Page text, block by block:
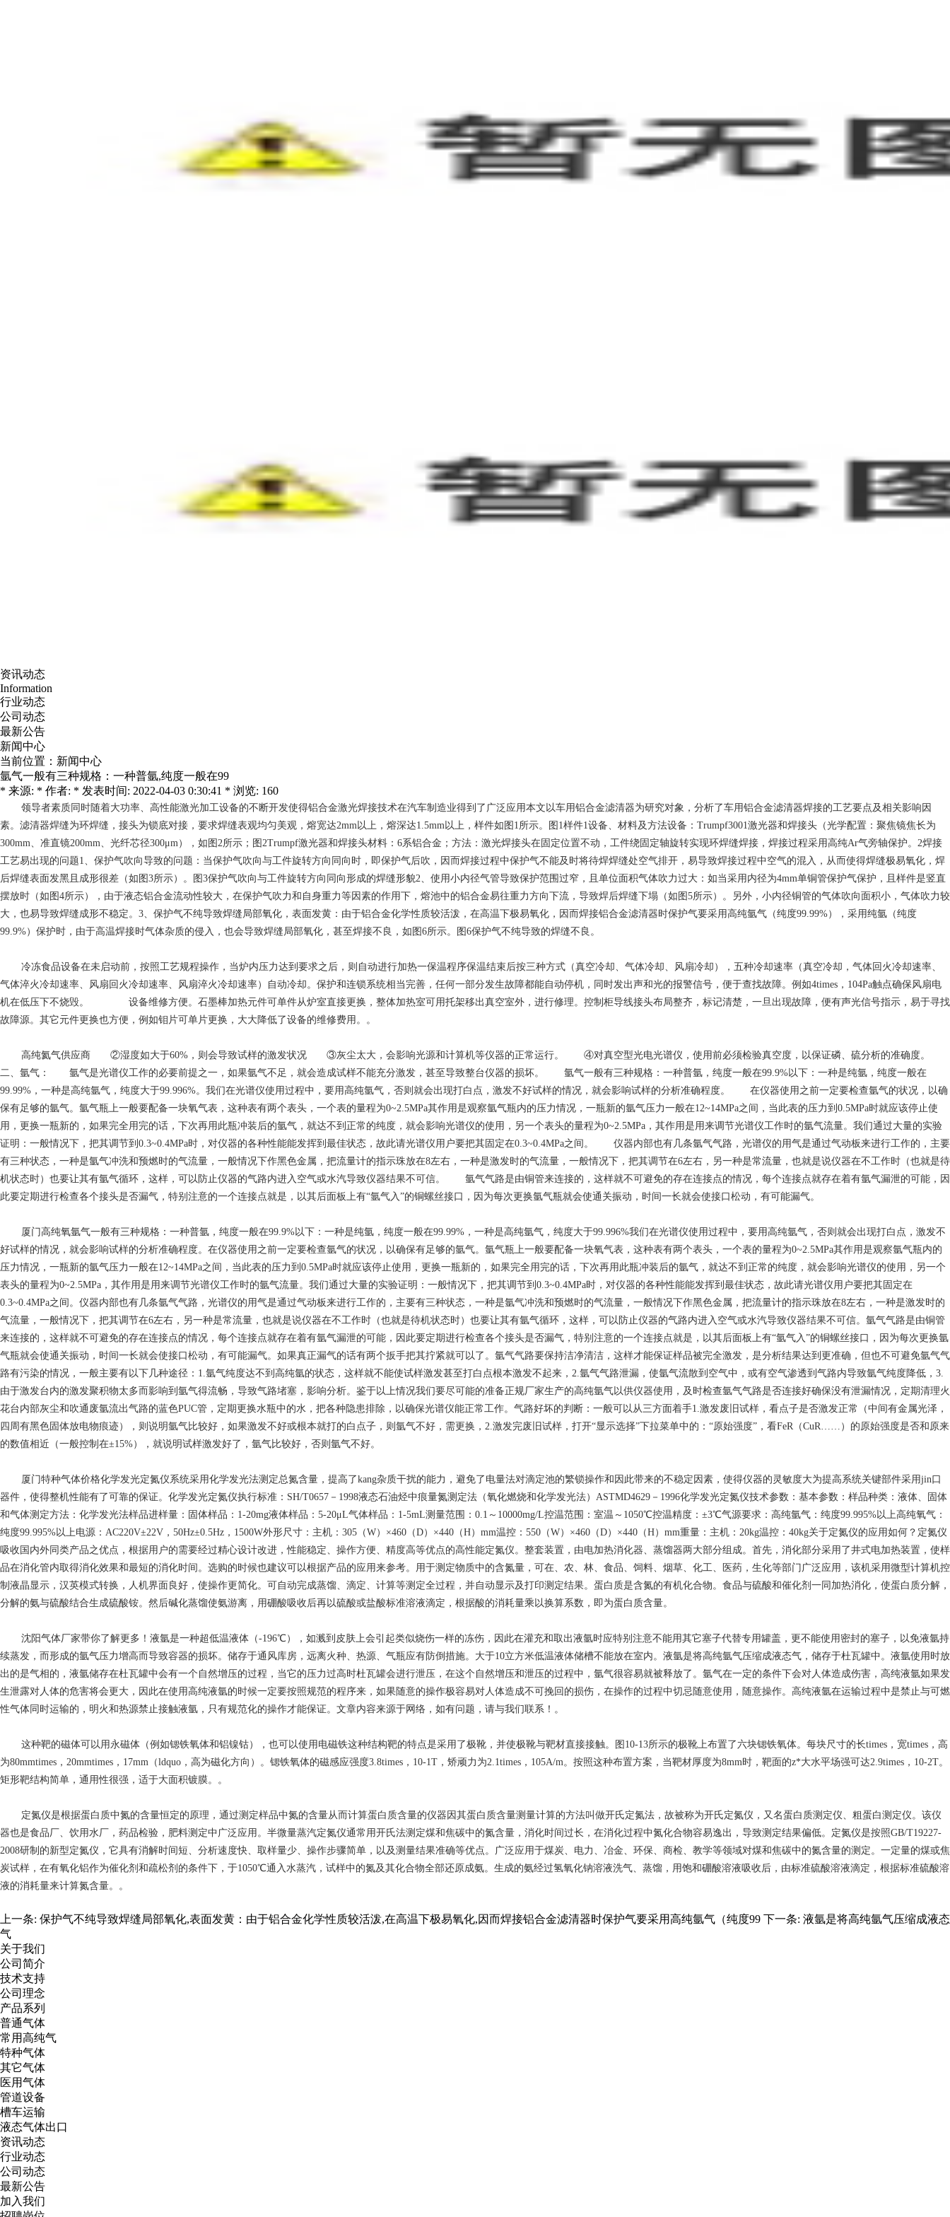
资讯动态
Information
行业动态
公司动态
最新公告
新闻中心
当前位置： 新闻中心
氩气一般有三种规格：一种普氩,纯度一般在99
* 来源: * 作者: * 发表时间: 2022-04-03 0:30:41 * 浏览: 160
领导者素质 同时随着大功率、高性能激光加工设备的不断开发使得铝合金激光焊接技术在汽车制造业得到了广泛应用本文以车用铝合金滤清器为研究对象，分析了车用铝合金滤清器焊接的工艺要点及相关影响因
素。滤清器焊缝为环焊缝，接头为锁底对接，要求焊缝表观均匀美观，熔宽达2mm以上，熔深达1.5mm以上，样件如图1所示。图1样件1设备、材料及方法设备：Trumpf3001激光器和焊接头（光学配置：聚焦镜焦长为
300mm、准直镜200mm、光纤芯径300μm），如图2所示；图2Trumpf激光器和焊接头材料：6系铝合金；方法：激光焊接头在固定位置不动，工件绕固定轴旋转实现环焊缝焊接，焊接过程采用高纯Ar气旁轴保护。2焊接
工艺易出现的问题1、保护气吹向导致的问题：当保护气吹向与工件旋转方向同向时，即保护气后吹，因而焊接过程中保护气不能及时将待焊焊缝处空气排开，易导致焊接过程中空气的混入，从而使得焊缝极易氧化，焊
后焊缝表面发黑且成形很差（如图3所示）。图3保护气吹向与工件旋转方向同向形成的焊缝形貌2、使用小内径气管导致保护范围过窄，且单位面积气体吹力过大：如当采用内径为4mm单铜管保护气保护，且样件是竖直
摆放时（如图4所示），由于液态铝合金流动性较大，在保护气吹力和自身重力等因素的作用下，熔池中的铝合金易往重力方向下流，导致焊后焊缝下塌（如图5所示）。另外，小内径铜管的气体吹向面积小，气体吹力较
大，也易导致焊缝成形不稳定。3、保护气不纯导致焊缝局部氧化，表面发黄：由于铝合金化学性质较活泼，在高温下极易氧化，因而焊接铝合金滤清器时保护气要采用高纯氩气（纯度99.99%），采用纯氩（纯度
99.9%）保护时，由于高温焊接时气体杂质的侵入，也会导致焊缝局部氧化，甚至焊接不良，如图6所示。图6保护气不纯导致的焊缝不良。
冷冻食品设备在未启动前，按照工艺规程操作，当炉内压力达到要求之后，则自动进行加热一保温程序保温结束后按三种方式（真空冷却、气体冷却、风扇冷却），五种冷却速率（真空冷却，气体回火冷却速率、
气体淬火冷却速率、风扇回火冷却速率、风扇淬火冷却速率）自动冷却。保护和连锁系统相当完善，任何一部分发生故障都能自动停机，同时发出声和光的报警信号，便于查找故障。例如4times，104Pa触点确保风扇电
机在低压下不烧毁。 设备维修方便。石墨棒加热元件可单件从炉室直接更换，整体加热室可用托架移出真空室外，进行修理。控制柜导线接头布局整齐，标记清楚，一旦出现故障，便有声光信号指示，易于寻找
故障源。其它元件更换也方便，例如钼片可单片更换，大大降低了设备的维修费用。。
高纯氦气供应商 ②湿度如大于60%，则会导致试样的激发状况 ③灰尘太大，会影响光源和计算机等仪器的正常运行。 ④对真空型光电光谱仪，使用前必须检验真空度，以保证磷、硫分析的准确度。
二、氩气： 氩气是光谱仪工作的必要前提之一，如果氩气不足，就会造成试样不能充分激发，甚至导致整台仪器的损坏。 氩气一般有三种规格：一种普氩，纯度一般在99.9%以下：一种是纯氩，纯度一般在
99.99%，一种是高纯氩气，纯度大于99.996%。我们在光谱仪使用过程中，要用高纯氩气，否则就会出现打白点，激发不好试样的情况，就会影响试样的分析准确程度。 在仪器使用之前一定要检查氩气的状况，以确
保有足够的氩气。氩气瓶上一般要配备一块氧气表，这种表有两个表头，一个表的量程为0~2.5MPa其作用是观察氩气瓶内的压力情况，一瓶新的氩气压力一般在12~14MPa之间，当此表的压力到0.5MPa时就应该停止使
用，更换一瓶新的，如果完全用完的话，下次再用此瓶冲装后的氩气，就达不到正常的纯度，就会影响光谱仪的使用，另一个表头的量程为0~2.5MPa，其作用是用来调节光谱仪工作时的氩气流量。我们通过大量的实验
证明：一般情况下，把其调节到0.3~0.4MPa时，对仪器的各种性能能发挥到最佳状态，故此请光谱仪用户要把其固定在0.3~0.4MPa之间。 仪器内部也有几条氩气气路，光谱仪的用气是通过气动板来进行工作的，主要
有三种状态，一种是氩气冲洗和预燃时的气流量，一般情况下作黑色金属，把流量计的指示珠放在8左右，一种是激发时的气流量，一般情况下，把其调节在6左右，另一种是常流量，也就是说仪器在不工作时（也就是待
机状态时）也要让其有氩气循环，这样，可以防止仪器的气路内进入空气或水汽导致仪器结果不可信。 氩气气路是由铜管来连接的，这样就不可避免的存在连接点的情况，每个连接点就存在着有氩气漏泄的可能，因
此要定期进行检查各个接头是否漏气，特别注意的一个连接点就是，以其后面板上有“氩气入”的铜螺丝接口，因为每次更换氩气瓶就会使通关振动，时间一长就会使接口松动，有可能漏气。
厦门高纯氧氩气一般有三种规格：一种普氩，纯度一般在99.9%以下：一种是纯氩，纯度一般在99.99%，一种是高纯氩气，纯度大于99.996%我们在光谱仪使用过程中，要用高纯氩气，否则就会出现打白点，激发不
好试样的情况，就会影响试样的分析准确程度。在仪器使用之前一定要检查氩气的状况，以确保有足够的氩气。氩气瓶上一般要配备一块氧气表，这种表有两个表头，一个表的量程为0~2.5MPa其作用是观察氩气瓶内的
压力情况，一瓶新的氩气压力一般在12~14MPa之间，当此表的压力到0.5MPa时就应该停止使用，更换一瓶新的，如果完全用完的话，下次再用此瓶冲装后的氩气，就达不到正常的纯度，就会影响光谱仪的使用，另一个
表头的量程为0~2.5MPa，其作用是用来调节光谱仪工作时的氩气流量。我们通过大量的实验证明：一般情况下，把其调节到0.3~0.4MPa时，对仪器的各种性能能发挥到最佳状态，故此请光谱仪用户要把其固定在
0.3~0.4MPa之间。仪器内部也有几条氩气气路，光谱仪的用气是通过气动板来进行工作的，主要有三种状态，一种是氩气冲洗和预燃时的气流量，一般情况下作黑色金属，把流量计的指示珠放在8左右，一种是激发时的
气流量，一般情况下，把其调节在6左右，另一种是常流量，也就是说仪器在不工作时（也就是待机状态时）也要让其有氩气循环，这样，可以防止仪器的气路内进入空气或水汽导致仪器结果不可信。氩气气路是由铜管
来连接的，这样就不可避免的存在连接点的情况，每个连接点就存在着有氩气漏泄的可能，因此要定期进行检查各个接头是否漏气，特别注意的一个连接点就是，以其后面板上有“氩气入”的铜螺丝接口，因为每次更换氩
气瓶就会使通关振动，时间一长就会使接口松动，有可能漏气。如果真正漏气的话有两个扳手把其拧紧就可以了。氩气气路要保持洁净清洁，这样才能保证样品被完全激发，是分析结果达到更准确，但也不可避免氩气气
路有污染的情况，一般主要有以下几种途径：1.氩气纯度达不到高纯氩的状态，这样就不能使试样激发甚至打白点根本激发不起来，2.氩气气路泄漏，使氩气流散到空气中，或有空气渗透到气路内导致氩气纯度降低，3.
由于激发台内的激发聚积物太多而影响到氩气得流畅，导致气路堵塞，影响分析。鉴于以上情况我们要尽可能的准备正规厂家生产的高纯氩气以供仪器使用，及时检查氩气气路是否连接好确保没有泄漏情况，定期清理火
花台内部灰尘和吹通废氩流出气路的蓝色PUC管，定期更换水瓶中的水，把各种隐患排除，以确保光谱仪能正常工作。气路好坏的判断：一般可以从三方面着手1.激发废旧试样，看点子是否激发正常（中间有金属光泽，
四周有黑色固体放电物痕迹），则说明氩气比较好，如果激发不好或根本就打的白点子，则氩气不好，需更换，2.激发完废旧试样，打开“显示选择”下拉菜单中的：“原始强度”，看FeR（CuR……）的原始强度是否和原来
的数值相近（一般控制在±15%），就说明试样激发好了，氩气比较好，否则氩气不好。
厦门特种气体价格化学发光定氮仪系统采用化学发光法测定总氮含量，提高了kang杂质干扰的能力，避免了电量法对滴定池的繁锁操作和因此带来的不稳定因素，使得仪器的灵敏度大为提高系统关键部件采用jin口
器件，使得整机性能有了可靠的保证。化学发光定氮仪执行标准：SH/T0657－1998液态石油烃中痕量氮测定法（氧化燃烧和化学发光法）ASTMD4629－1996化学发光定氮仪技术参数：基本参数：样品种类：液体、固体
和气体测定方法：化学发光法样品进样量：固体样品：1-20mg液体样品：5-20μL气体样品：1-5mL测量范围：0.1～10000mg/L控温范围：室温～1050℃控温精度：±3℃气源要求：高纯氩气：纯度99.995%以上高纯氧气：
纯度99.995%以上电源：AC220V±22V，50Hz±0.5Hz，1500W外形尺寸：主机：305（W）×460（D）×440（H）mm温控：550（W）×460（D）×440（H）mm重量：主机：20kg温控：40kg关于定氮仪的应用如何？定氮仪
吸收国内外同类产品之优点，根据用户的需要经过精心设计改进，性能稳定、操作方便、精度高等优点的高性能定氮仪。整套装置，由电加热消化器、蒸馏器两大部分组成。首先，消化部分采用了井式电加热装置，使样
品在消化管内取得消化效果和最短的消化时间。选购的时候也建议可以根据产品的应用来参考。用于测定物质中的含氮量，可在、农、林、食品、饲料、烟草、化工、医药，生化等部门广泛应用，该机采用微型计算机控
制液晶显示，汉英模式转换，人机界面良好，使操作更简化。可自动完成蒸馏、滴定、计算等测定全过程，并自动显示及打印测定结果。蛋白质是含氮的有机化合物。食品与硫酸和催化剂一同加热消化，使蛋白质分解，
分解的氨与硫酸结合生成硫酸铵。然后碱化蒸馏使氨游离，用硼酸吸收后再以硫酸或盐酸标准溶液滴定，根据酸的消耗量乘以换算系数，即为蛋白质含量。
沈阳气体厂家带你了解更多！液氩是一种超低温液体（-196℃），如溅到皮肤上会引起类似烧伤一样的冻伤，因此在灌充和取出液氩时应特别注意不能用其它塞子代替专用罐盖，更不能使用密封的塞子，以免液氩持
续蒸发，而形成的氩气压力增高而导致容器的损坏。储存于通风库房，远离火种、热源、气瓶应有防倒措施。大于10立方米低温液体储槽不能放在室内。液氩是将高纯氩气压缩成液态气，储存于杜瓦罐中。液氩使用时放
出的是气相的，液氩储存在杜瓦罐中会有一个自然增压的过程，当它的压力过高时杜瓦罐会进行泄压，在这个自然增压和泄压的过程中，氩气很容易就被释放了。氩气在一定的条件下会对人体造成伤害，高纯液氩如果发
生泄露对人体的危害将会更大，因此在使用高纯液氩的时候一定要按照规范的程序来，如果随意的操作极容易对人体造成不可挽回的损伤，在操作的过程中切忌随意使用，随意操作。高纯液氩在运输过程中是禁止与可燃
性气体同时运输的，明火和热源禁止接触液氩，只有规范化的操作才能保证。文章内容来源于网络，如有问题，请与我们联系！。
这种靶的磁体可以用永磁体（例如锶铁氧体和铝镍钴），也可以使用电磁铁这种结构靶的特点是采用了极靴，并使极靴与靶材直接接触。图10-13所示的极靴上布置了六块锶铁氧体。每块尺寸的长times，宽times，高
为80mmtimes，20mmtimes，17mm（ldquo，高为磁化方向）。锶铁氧体的磁感应强度3.8times，10-1T，矫顽力为2.1times，105A/m。按照这种布置方案，当靶材厚度为8mm时，靶面的z*大水平场强可达2.9times，10-2T。
矩形靶结构简单，通用性很强，适于大面积镀膜。。
定氮仪是根据蛋白质中氮的含量恒定的原理，通过测定样品中氮的含量从而计算蛋白质含量的仪器因其蛋白质含量测量计算的方法叫做开氏定氮法，故被称为开氏定氮仪，又名蛋白质测定仪、粗蛋白测定仪。该仪
器也是食品厂、饮用水厂，药品检验，肥料测定中广泛应用。半微量蒸汽定氮仪通常用开氏法测定煤和焦碳中的氮含量，消化时间过长，在消化过程中氮化合物容易逸出，导致测定结果偏低。定氮仪是按照GB/T19227-
2008研制的新型定氮仪，它具有消解时间短、分析速度快、取样量少、操作步骤简单，以及测量结果准确等优点。广泛应用于煤炭、电力、冶金、环保、商检、教学等领域对煤和焦碳中的氮含量的测定。一定量的煤或焦
炭试样，在有氧化铝作为催化剂和疏松剂的条件下，于1050℃通入水蒸汽，试样中的氮及其化合物全部还原成氨。生成的氨经过氢氧化钠溶液洗气、蒸馏，用饱和硼酸溶液吸收后，由标准硫酸溶液滴定，根据标准硫酸溶
液的消耗量来计算氮含量。。
上一条: 保护气不纯导致焊缝局部氧化,表面发黄：由于铝合金化学性质较活泼,在高温下极易氧化,因而焊接铝合金滤清器时保护气要采用高纯氩气（纯度99 下一条: 液氩是将高纯氩气压缩成液态
气
关于我们
公司简介
技术支持
公司理念
产品系列
普通气体
常用高纯气
特种气体
其它气体
医用气体
管道设备
槽车运输
液态气体出口
资讯动态
行业动态
公司动态
最新公告
加入我们